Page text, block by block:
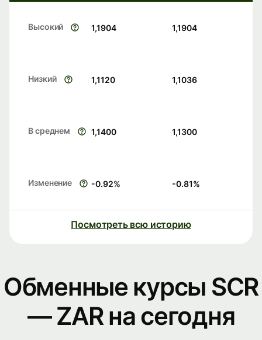
Высокий 1,1904 1,1904
Низкий 1,1120 1,1036
В среднем 1,1400 1,1300
Изменение -0.92% -0.81%
Посмотреть всю историю
Обменные курсы SCR
— ZAR на сегодня